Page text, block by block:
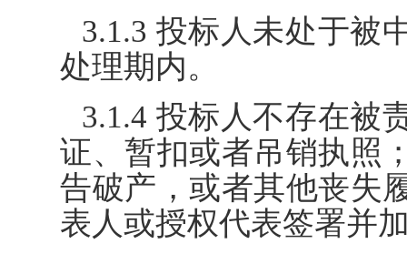
3.1.3 投标人未处于被
处理期内。
3.1.4 投标人不存在被
证、暂扣或者吊销执照
告破产，或者其他丧失
表人或授权代表签署并